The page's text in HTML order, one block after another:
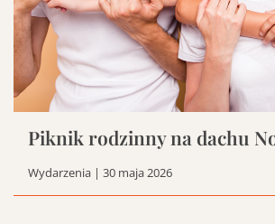
Piknik rodzinny na dachu
Wydarzenia | 30 maja 2026